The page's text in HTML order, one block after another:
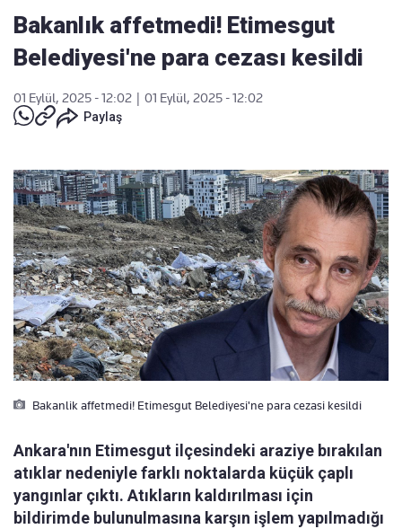
Bakanlık affetmedi! Etimesgut
Belediyesi'ne para cezası kesildi
01 Eylül, 2025 - 12:02
01 Eylül, 2025 - 12:02
Paylaş
Bakanlik affetmedi! Etimesgut Belediyesi'ne para cezasi kesildi
Ankara'nın Etimesgut ilçesindeki araziye bırakılan
atıklar nedeniyle farklı noktalarda küçük çaplı
yangınlar çıktı. Atıkların kaldırılması için
bildirimde bulunulmasına karşın işlem yapılmadığı